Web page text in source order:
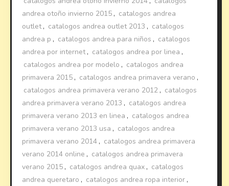
andrea otoño invierno 2015 , catalogos andrea
outlet, catalogos andrea outlet 2013 , catalogos
andrea p , catalogos andrea para niños , catalogos
andrea por internet, catalogos andrea por linea ,
catalogos andrea por modelo , catalogos andrea
primavera 2015 , catalogos andrea primavera verano ,
catalogos andrea primavera verano 2012 , catalogos
andrea primavera verano 2013 , catalogos andrea
primavera verano 2013 en linea , catalogos andrea
primavera verano 2013 usa , catalogos andrea
primavera verano 2014 , catalogos andrea primavera
verano 2014 online , catalogos andrea primavera
verano 2015 , catalogos andrea quax , catalogos
andrea queretaro , catalogos andrea ropa interior ,